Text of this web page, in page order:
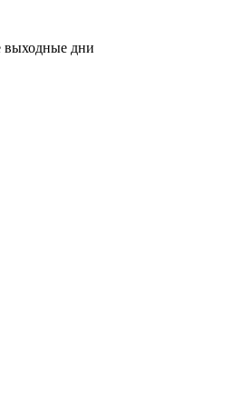
выходные дни